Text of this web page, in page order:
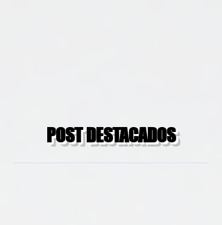
POST DESTACADOS